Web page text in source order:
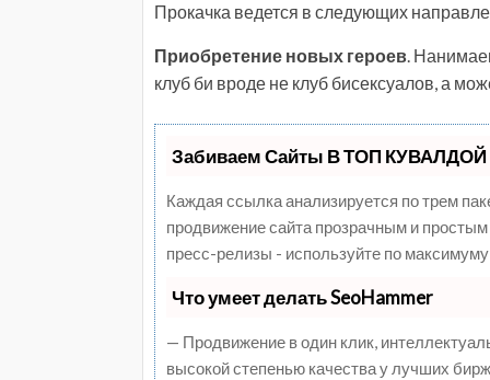
Прокачка ведется в следующих
Приобретение новых героев.
клуб би вроде не клуб бисексуалов, а
Забиваем Сайты В ТОП КУВАЛДОЙ
Каждая ссылка анализируется по трем
продвижение сайта прозрачным и
пресс-релизы - используйте по
Что умеет делать SeoHammer
— Продвижение в один клик,
высокой степенью качества у лучших